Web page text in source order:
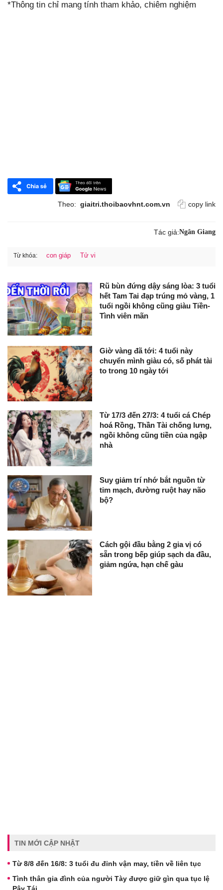
*Thông tin chỉ mang tính tham khảo, chiêm nghiệm
Theo: giaitri.thoibaovhnt.com.vn copy link
Tác giả:Ngân Giang
Từ khóa: con giáp Tử vi
Rũ bùn đứng dậy sáng lòa: 3 tuổi
hết Tam Tai đạp trúng mỏ vàng, 1
tuổi ngồi không cũng giàu Tiền-
Tình viên mãn
Giờ vàng đã tới: 4 tuổi này
chuyển mình giàu có, số phát tài
to trong 10 ngày tới
Từ 17/3 đến 27/3: 4 tuổi cá Chép
hoá Rồng, Thần Tài chống lưng,
ngồi không cũng tiền của ngập
nhà
Suy giảm trí nhớ bắt nguồn từ
tim mạch, đường ruột hay não
bộ?
Cách gội đầu bằng 2 gia vị có
sẵn trong bếp giúp sạch da đầu,
giảm ngứa, hạn chế gàu
TIN MỚI CẬP NHẬT
Từ 8/8 đến 16/8: 3 tuổi đu đỉnh vận may, tiền về liên tục
Tình thân gia đình của người Tày được giữ gìn qua tục lệ